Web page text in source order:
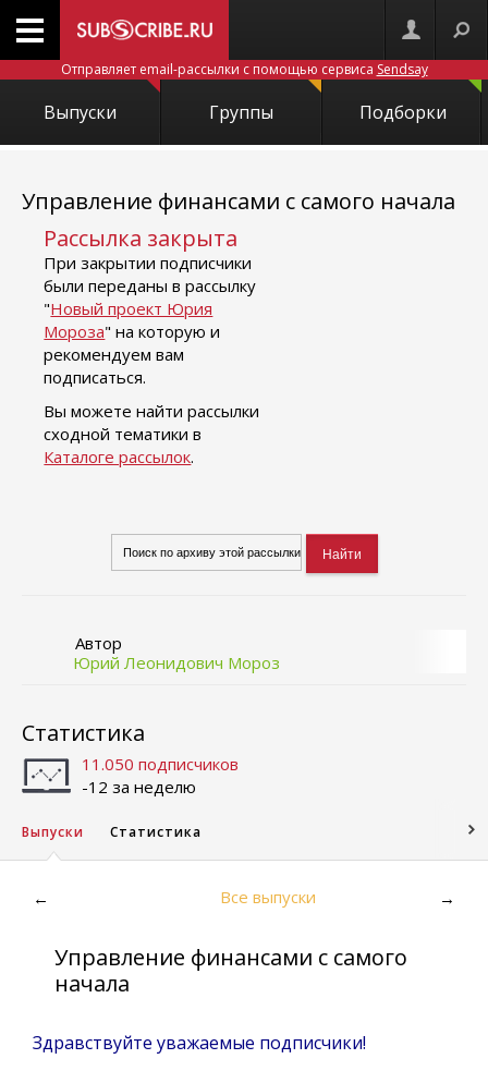
Отправляет email-рассылки с помощью сервиса Sendsay
Выпуски Группы Подборки
Управление финансами с самого начала
Рассылка закрыта
При закрытии подписчики
были переданы в рассылку
"Новый проект Юрия
Мороза" на которую и
рекомендуем вам
подписаться.
Вы можете найти рассылки
сходной тематики в
Каталоге рассылок.
Автор
Юрий Леонидович Мороз
Статистика
11.050 подписчиков
-12 за неделю
Выпуски Статистика
← Все выпуски →
Управление финансами с самого
начала
Здравствуйте уважаемые подписчики!